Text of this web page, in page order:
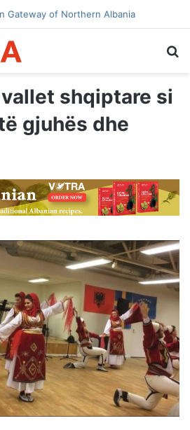
Gateway of Northern Albania
shqiptare si
gjuhës dhe